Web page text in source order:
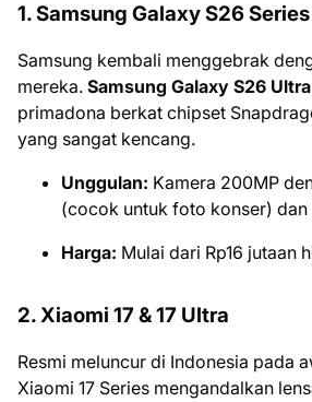
1. Samsung Galaxy S26 Series
Samsung kembali menggebrak
mereka. Samsung Galaxy S26 Ultra
primadona berkat chipset
yang sangat kencang.
Unggulan: Kamera 200MP
(cocok untuk foto konser)
Harga: Mulai dari Rp16 jutaan
2. Xiaomi 17 & 17 Ultra
Resmi meluncur di Indonesia pada
Xiaomi 17 Series mengandalkan